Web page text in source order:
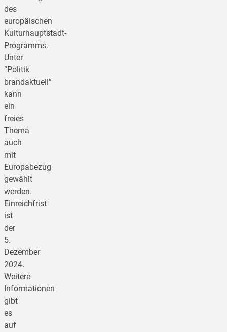
des
europäischen
Kulturhauptstadt-
Programms.
Unter
“Politik
brandaktuell”
kann
ein
freies
Thema
auch
mit
Europabezug
gewählt
werden.
Einreichfrist
ist
der
5.
Dezember
2024.
Weitere
Informationen
gibt
es
auf